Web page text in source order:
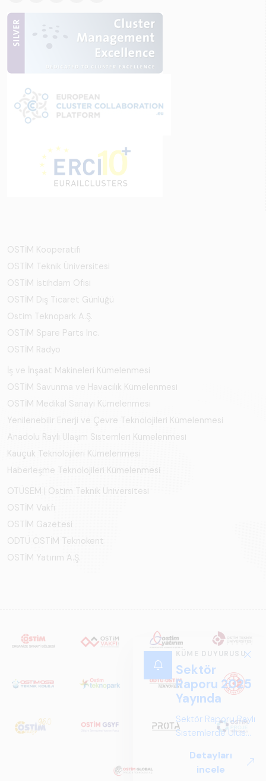
OSTİM Kooperatifi
OSTİM Teknik Üniversitesi
OSTİM İstihdam Ofisi
OSTİM Dış Ticaret Günlüğü
Ostim Teknopark A.Ş.
OSTİM Spare Parts Inc.
OSTİM Radyo
İş ve İnşaat Makineleri Kümelenmesi
OSTİM Savunma ve Havacılık Kümelenmesi
OSTİM Medikal Sanayi Kümelenmesi
Yenilenebilir Enerji ve Çevre Teknolojileri Kümelenmesi
Anadolu Raylı Ulaşım Sistemleri Kümelenmesi
Kauçuk Teknolojileri Kümelenmesi
Haberleşme Teknolojileri Kümelenmesi
OTÜSEM | Ostim Teknik Üniversitesi
OSTİM Vakfı
OSTİM Gazetesi
ODTÜ OSTİM Teknokent
OSTİM Yatırım A.Ş.